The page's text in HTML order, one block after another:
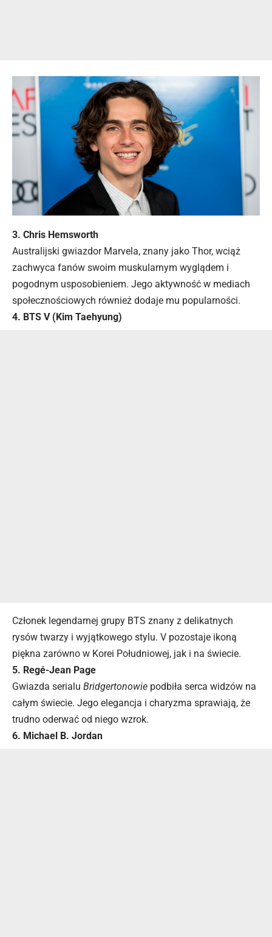
3. Chris Hemsworth
Australijski gwiazdor Marvela, znany jako Thor, wciąż
zachwyca fanów swoim muskularnym wyglądem i
pogodnym usposobieniem. Jego aktywność w mediach
społecznościowych również dodaje mu popularności.
4. BTS V (Kim Taehyung)
Członek legendarnej grupy BTS znany z delikatnych
rysów twarzy i wyjątkowego stylu. V pozostaje ikoną
piękna zarówno w Korei Południowej, jak i na świecie.
5. Regé-Jean Page
Gwiazda serialu Bridgertonowie podbiła serca widzów na
całym świecie. Jego elegancja i charyzma sprawiają, że
trudno oderwać od niego wzrok.
6. Michael B. Jordan